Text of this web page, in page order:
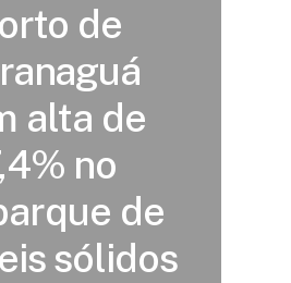
de
alta de
no
de
sólidos